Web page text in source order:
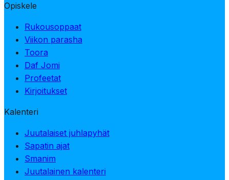
Opiskele
Rukousoppaat
Viikon parasha
Toora
Daf Jomi
Profeetat
Kirjoitukset
Kalenteri
Juutalaiset juhlapyhät
Sapatin ajat
Smanim
Juutalainen kalenteri